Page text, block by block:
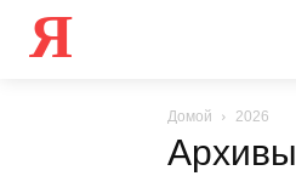
Я
Домой 2026
Архивы